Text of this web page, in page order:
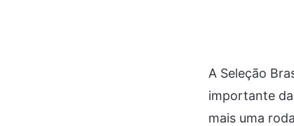
A Seleção
importante
mais uma